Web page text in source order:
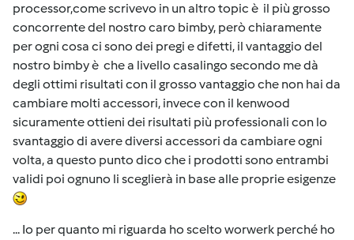
processor,come scrivevo in un altro topic è il più grosso
concorrente del nostro caro bimby, però chiaramente
per ogni cosa ci sono dei pregi e difetti, il vantaggio del
nostro bimby è che a livello casalingo secondo me dà
degli ottimi risultati con il grosso vantaggio che non hai da
cambiare molti accessori, invece con il kenwood
sicuramente ottieni dei risultati più professionali con lo
svantaggio di avere diversi accessori da cambiare ogni
volta, a questo punto dico che i prodotti sono entrambi
validi poi ognuno li sceglierà in base alle proprie esigenze
... Io per quanto mi riguarda ho scelto worwerk perché ho